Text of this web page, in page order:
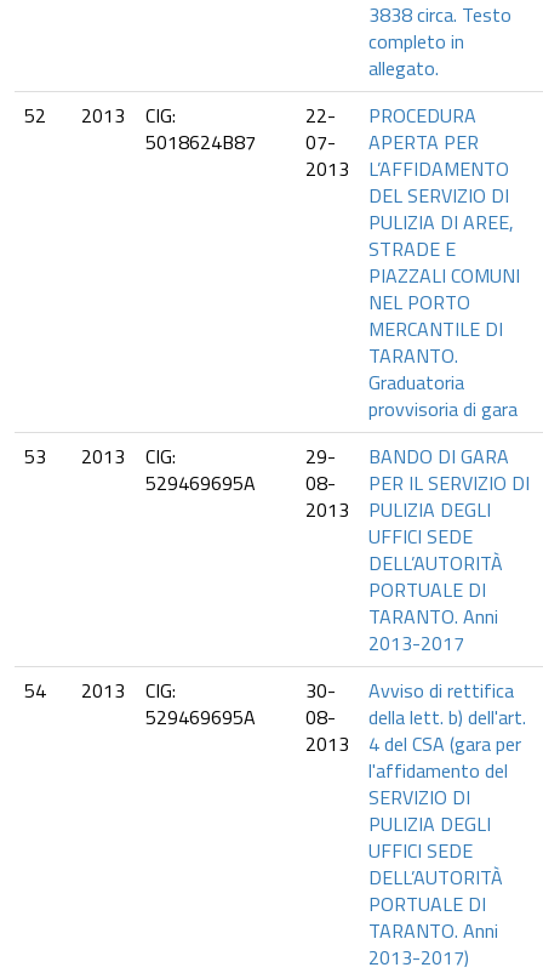
3838 circa. Testo
completo in
allegato.
52
2013
CIG:
5018624B87
22-
07-
2013
PROCEDURA
APERTA PER
L’AFFIDAMENTO
DEL SERVIZIO DI
PULIZIA DI AREE,
STRADE E
PIAZZALI COMUNI
NEL PORTO
MERCANTILE DI
TARANTO.
Graduatoria
provvisoria di gara
53
2013
CIG:
529469695A
29-
08-
2013
BANDO DI GARA
PER IL SERVIZIO DI
PULIZIA DEGLI
UFFICI SEDE
DELL’AUTORITÀ
PORTUALE DI
TARANTO. Anni
2013-2017
54
2013
CIG:
529469695A
30-
08-
2013
Avviso di rettifica
della lett. b) dell'art.
4 del CSA (gara per
l'affidamento del
SERVIZIO DI
PULIZIA DEGLI
UFFICI SEDE
DELL’AUTORITÀ
PORTUALE DI
TARANTO. Anni
2013-2017)